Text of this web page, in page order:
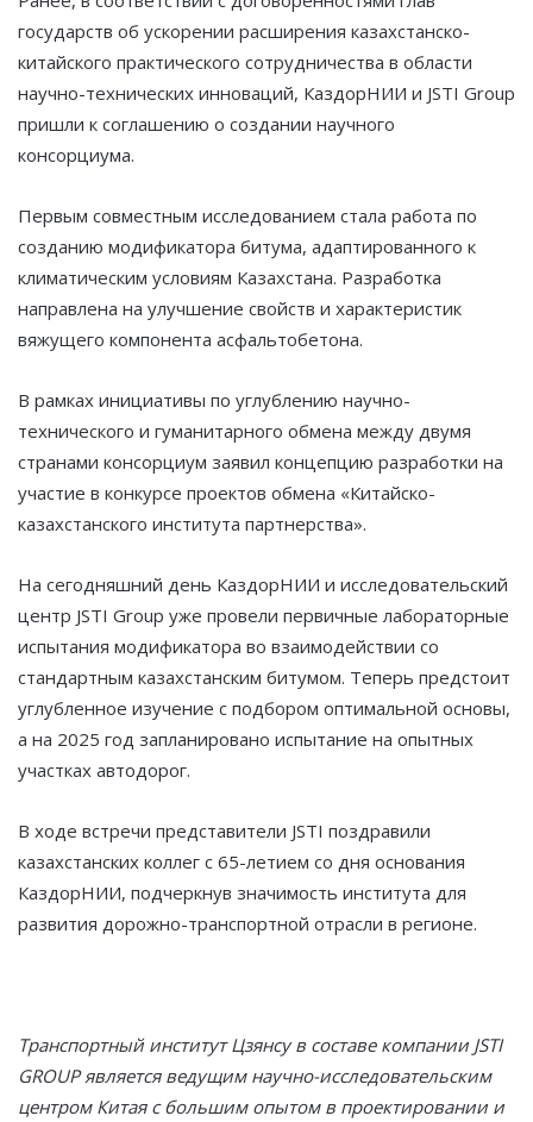
государств об ускорении расширения казахстанско-
китайского практического сотрудничества в области
научно-технических инноваций, КаздорНИИ и JSTI Group
пришли к соглашению о создании научного
консорциума.
Первым совместным исследованием стала работа по
созданию модификатора битума, адаптированного к
климатическим условиям Казахстана. Разработка
направлена на улучшение свойств и характеристик
вяжущего компонента асфальтобетона.
В рамках инициативы по углублению научно-
технического и гуманитарного обмена между двумя
странами консорциум заявил концепцию разработки на
участие в конкурсе проектов обмена «Китайско-
казахстанского института партнерства».
На сегодняшний день КаздорНИИ и исследовательский
центр JSTI Group уже провели первичные лабораторные
испытания модификатора во взаимодействии со
стандартным казахстанским битумом. Теперь предстоит
углубленное изучение с подбором оптимальной основы,
а на 2025 год запланировано испытание на опытных
участках автодорог.
В ходе встречи представители JSTI поздравили
казахстанских коллег с 65-летием со дня основания
КаздорНИИ, подчеркнув значимость института для
развития дорожно-транспортной отрасли в регионе.
Транспортный институт Цзянсу в составе компании JSTI
GROUP является ведущим научно-исследовательским
центром Китая с большим опытом в проектировании и